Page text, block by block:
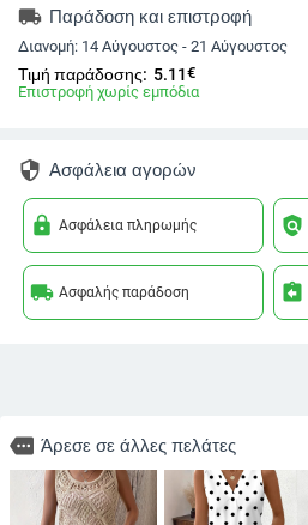
local_shipping Παράδοση και επιστροφή
Διανομή: 14 Αύγουστος - 21 Αύγουστος
Τιμή παράδοσης: 5.11€
Επιστροφή χωρίς εμπόδια
security Ασφάλεια αγορών
lock Ασφάλεια πληρωμής policy
local_shipping Ασφαλής παράδοση assignment_return
more Άρεσε σε άλλες πελάτες